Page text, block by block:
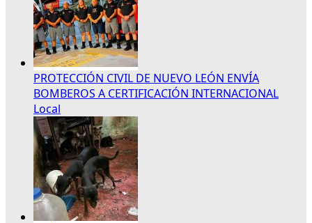
PROTECCIÓN CIVIL DE NUEVO LEÓN ENVÍA
BOMBEROS A CERTIFICACIÓN INTERNACIONAL
Local